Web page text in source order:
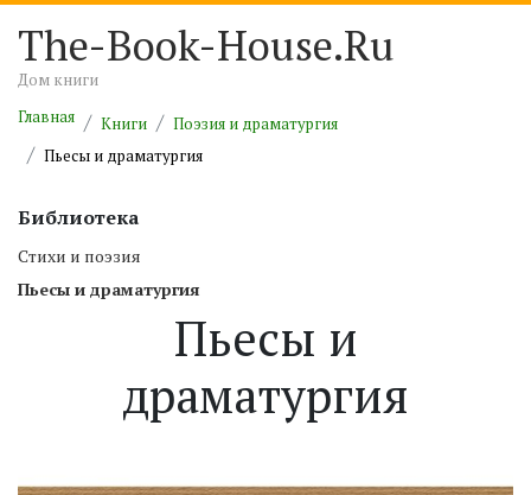
The-Book-House.Ru
Дом книги
Главная
Книги
Поэзия и драматургия
Пьесы и драматургия
Библиотека
Cтихи и поэзия
Пьесы и драматургия
Пьесы и
драматургия